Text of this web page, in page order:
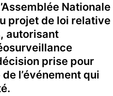
Nationale
projet de loi relative
autorisant
prise pour
l’événement qui